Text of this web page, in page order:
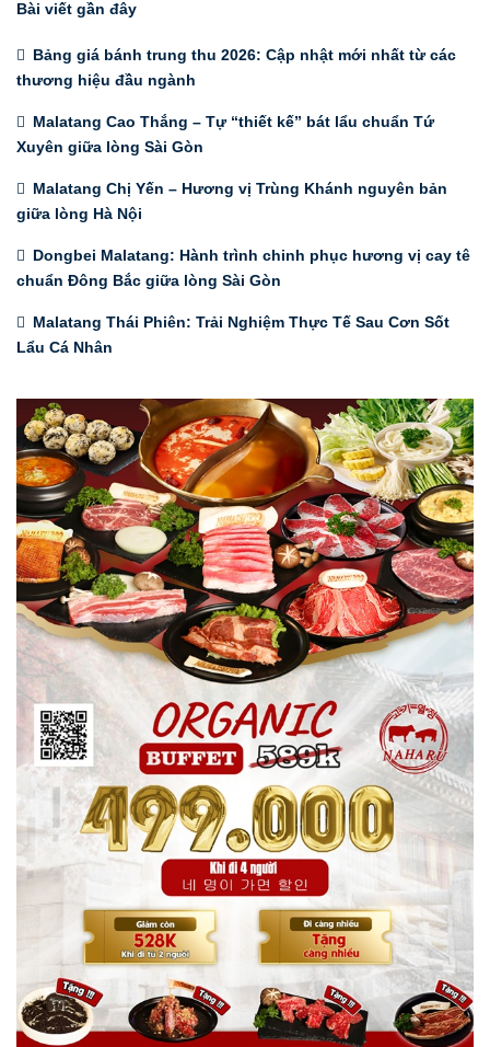
Bài viết gần đây
Bảng giá bánh trung thu 2026: Cập nhật mới nhất từ các
thương hiệu đầu ngành
Malatang Cao Thắng – Tự “thiết kế” bát lẩu chuẩn Tứ
Xuyên giữa lòng Sài Gòn
Malatang Chị Yến – Hương vị Trùng Khánh nguyên bản
giữa lòng Hà Nội
Dongbei Malatang: Hành trình chinh phục hương vị cay tê
chuẩn Đông Bắc giữa lòng Sài Gòn
Malatang Thái Phiên: Trải Nghiệm Thực Tế Sau Cơn Sốt
Lẩu Cá Nhân